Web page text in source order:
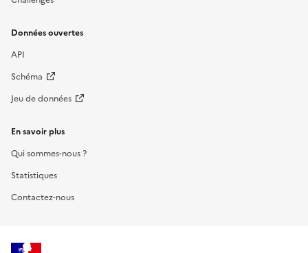
Données ouvertes
API
Schéma
Jeu de données
En savoir plus
Qui sommes-nous ?
Statistiques
Contactez-nous